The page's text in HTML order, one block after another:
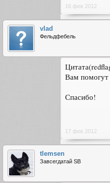
16 фев 2012
vlad
Фельдфебель
Вам помогут
Спасибо!
17 фев 2012
tlemsen
Завсегдатай SB